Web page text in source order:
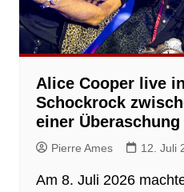
Alice Cooper live
Schockrock
einer Überaschung
Pierre Ames 12. Juli
Am 8. Juli 2026